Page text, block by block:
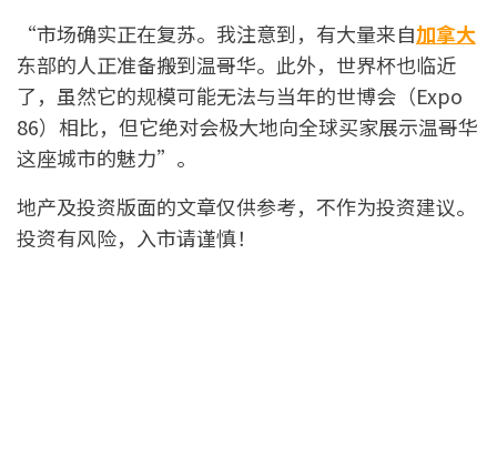
“市场确实正在复苏。我注意到，有大量来自加拿大
东部的人正准备搬到温哥华。此外，世界杯也临近
了，虽然它的规模可能无法与当年的世博会（Expo
86）相比，但它绝对会极大地向全球买家展示温哥华
这座城市的魅力”。
地产及投资版面的文章仅供参考，不作为投资建议。
投资有风险，入市请谨慎！